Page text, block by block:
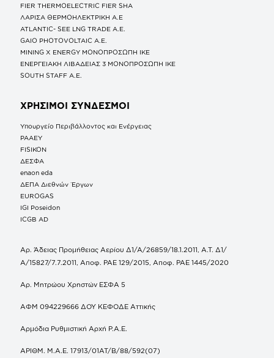
FIER THERMOELECTRIC FIER SHA
ΛΑΡΙΣΑ ΘΕΡΜΟΗΛΕΚΤΡΙΚΗ A.E
ATLANTIC- SEE LNG TRADE A.E.
GAIO PHOTOVOLTAIC Α.Ε.
MINING X ENERGY ΜΟΝΟΠΡΟΣΩΠΗ ΙΚΕ
ΕΝΕΡΓΕΙΑΚΗ ΛΙΒΑΔΕΙΑΣ 3 ΜΟΝΟΠΡΟΣΩΠΗ ΙΚΕ
SOUTH STAFF Α.Ε.
ΧΡΗΣΙΜΟΙ ΣΥΝΔΕΣΜΟΙ
Υπουργείο Περιβάλλοντος και Ενέργειας
ΡΑΑΕΥ
FISIKON
ΔΕΣΦΑ
enaon eda
ΔΕΠΑ Διεθνών Έργων
EUROGAS
IGI Poseidon
ICGB AD
Αρ. Άδειας Προμήθειας Αερίου Δ1/Α/26859/18.1.2011, Α.Τ. Δ1/
Α/15827/7.7.2011, Αποφ. ΡΑΕ 129/2015, Αποφ. ΡΑΕ 1445/2020
Αρ. Μητρώου Χρηστών ΕΣΦΑ 5
ΑΦΜ 094229666 ΔΟΥ ΚΕΦΟΔΕ Αττικής
Αρμόδια Ρυθμιστική Αρχή Ρ.Α.Ε.
ΑΡΙΘΜ. Μ.Α.Ε. 17913/01ΑΤ/Β/88/592(07)